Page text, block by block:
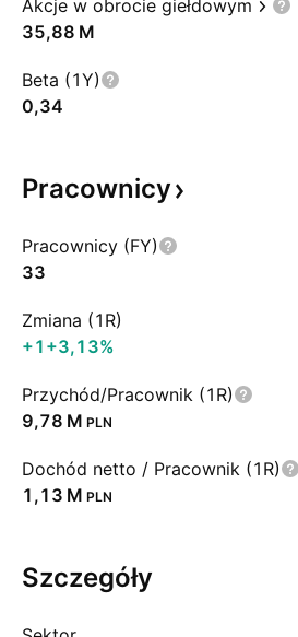
Akcje w obrocie giełdowym
‪35,88 M‬
Beta (1Y)
0,34
Pracownicy
Pracownicy (FY)
33
Zmiana (1R)
+1 +3,13%
Przychód/Pracownik (1R)
‪9,78 M‬ PLN
Dochód netto / Pracownik (1R)
‪1,13 M‬ PLN
Szczegóły